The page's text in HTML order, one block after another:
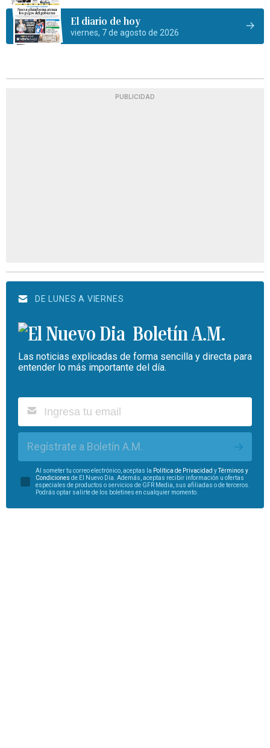
El diario de hoy
viernes, 7 de agosto de 2026
PUBLICIDAD
DE LUNES A VIERNES
Boletín A.M.
Las noticias explicadas de forma sencilla y directa para
entender lo más importante del día.
Regístrate a Boletín A.M.
Al someter tu correo electrónico, aceptas la Política de Privacidad yTérminos y
Condiciones de El Nuevo Día. Además, aceptas recibir información u ofertas
especiales de productos o servicios de GFR Media, sus afiliadas o de terceros.
Podrás optar salirte de los boletines en cualquier momento.